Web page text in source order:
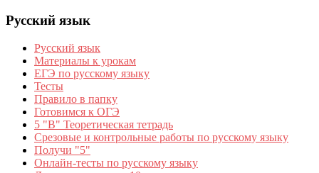
Русский язык
Русский язык
Материалы к урокам
ЕГЭ по русскому языку
Тесты
Правило в папку
Готовимся к ОГЭ
5 "В" Теоретическая тетрадь
Срезовые и контрольные работы по русскому языку
Получи "5"
Онлайн-тесты по русскому языку